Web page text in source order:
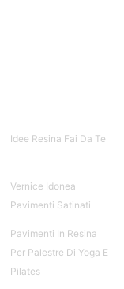
Colla
Epossidica
legno Colla
Colla
per Epossidici
Idee Resina Fai Da Te
Vernice Idonea
Pavimenti Satinati
Pavimenti In Resina
Per Palestre Di Yoga E
Pilates